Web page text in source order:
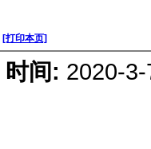
[打印本页]
时间: 2020-